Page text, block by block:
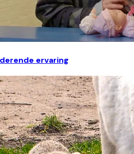
ervaring